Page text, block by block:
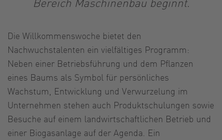
Die Willkommenswoche bietet den
Nachwuchstalenten ein vielfältiges Programm:
Neben einer Betriebsführung und dem Pflanzen
eines Baums als Symbol für persönliches
Wachstum, Entwicklung und Verwurzelung im
Unternehmen stehen auch Produktschulungen sowie
Besuche auf einem landwirtschaftlichen Betrieb und
einer Biogasanlage auf der Agenda. Ein